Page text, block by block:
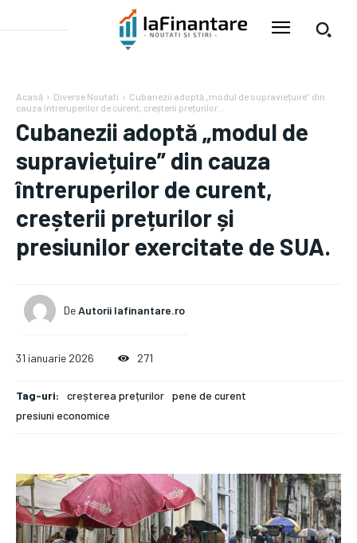
Acasă Diverse Noutati
Cubanezii adoptă „modul de supraviețuire” din
cauza întreruperilor de curent, creșterii prețurilor...
Cubanezii adoptă „modul de
supraviețuire” din cauza
întreruperilor de curent,
creșterii prețurilor și
presiunilor exercitate de SUA.
DeAutorii Iafinantare.ro
31 ianuarie 2026 271
Tag-uri: creșterea prețurilor pene de curent
presiuni economice